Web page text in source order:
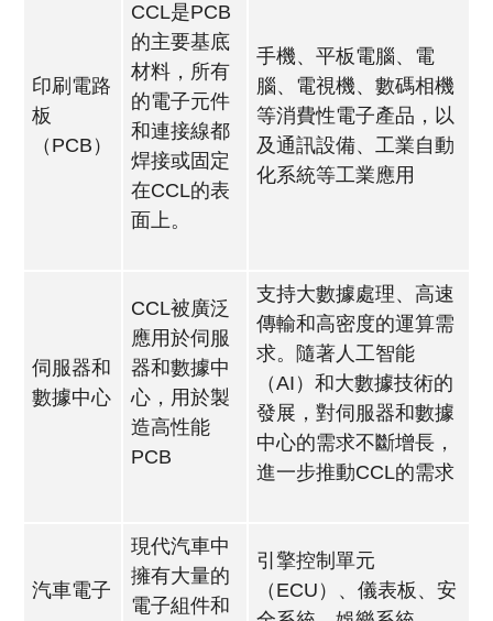
印刷電路
板
（PCB）
CCL是PCB
的主要基底
材料，所有
的電子元件
和連接線都
焊接或固定
在CCL的表
面上。
手機、平板電腦、電
腦、電視機、數碼相機
等消費性電子產品，以
及通訊設備、工業自動
化系統等工業應用
伺服器和
數據中心
CCL被廣泛
應用於伺服
器和數據中
心，用於製
造高性能
PCB
支持大數據處理、高速
傳輸和高密度的運算需
求。隨著人工智能
（AI）和大數據技術的
發展，對伺服器和數據
中心的需求不斷增長，
進一步推動CCL的需求
汽車電子
現代汽車中
擁有大量的
電子組件和
引擎控制單元
（ECU）、儀表板、安